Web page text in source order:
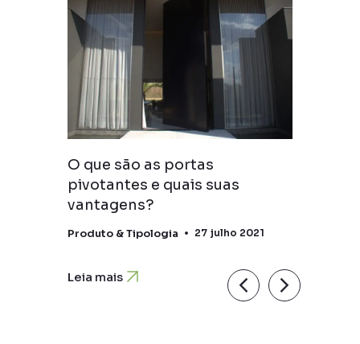
O que são as portas
pivotantes e quais suas
vantagens?
Produto & Tipologia 27 julho 2021
Leia mais